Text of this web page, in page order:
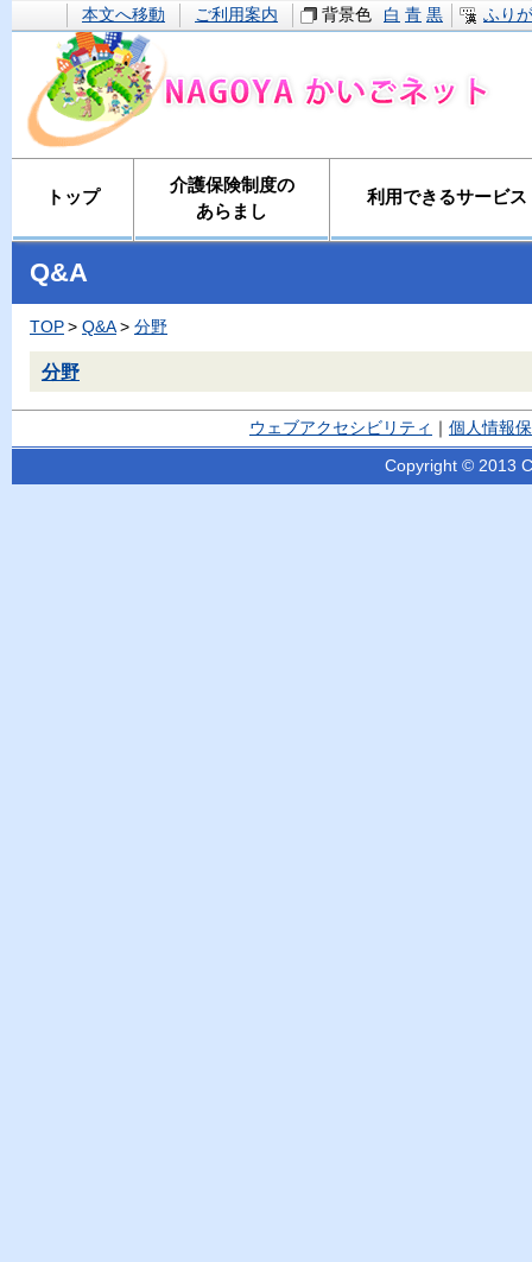
本文へ移動 ご利用案内 背景色 白 青 黒 ふり
トップ
介護保険制度の
あらまし
利用できるサービス
Q&A
TOP Q&A 分野
分野
ウェブアクセシビリティ 個人情報
Copyright © 2013